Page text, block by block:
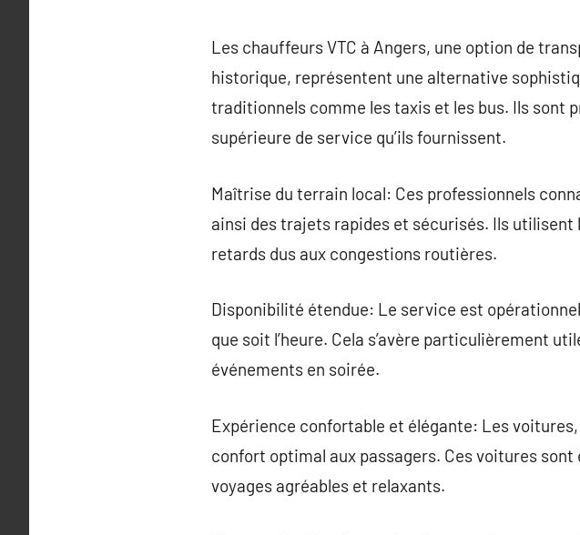
Les chauffeurs VTC à Angers, une option de
historique, représentent une alternative
traditionnels comme les taxis et les bus. Ils sont
supérieure de service qu’ils fournissent.
Maîtrise du terrain local: Ces professionnels
ainsi des trajets rapides et sécurisés. Ils
retards dus aux congestions routières.
Disponibilité étendue: Le service est
que soit l’heure. Cela s’avère particulièrement
événements en soirée.
Expérience confortable et élégante: Les
confort optimal aux passagers. Ces voitures
voyages agréables et relaxants.